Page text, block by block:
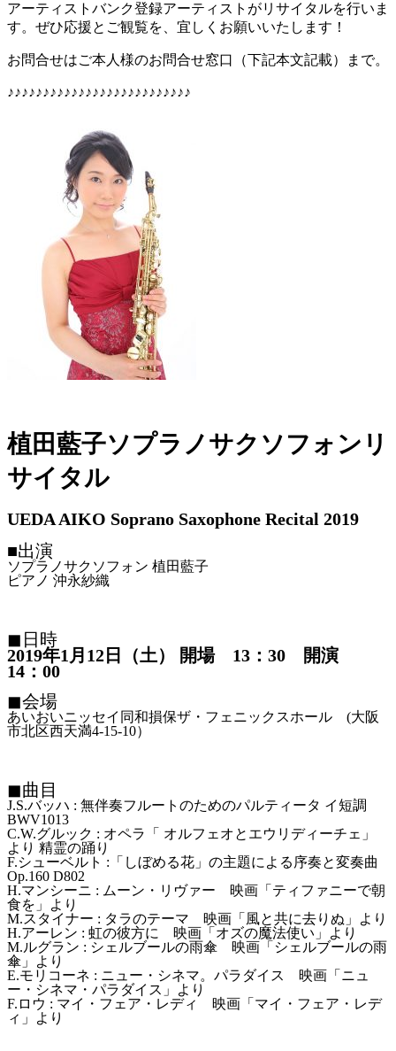
アーティストバンク登録アーティストがリサイタルを行いま
す。ぜひ応援とご観覧を、宜しくお願いいたします！
お問合せはご本人様のお問合せ窓口（下記本文記載）まで。
♪♪♪♪♪♪♪♪♪♪♪♪♪♪♪♪♪♪♪♪♪♪♪♪♪♪
植田藍子ソプラノサクソフォンリ
サイタル
UEDA AIKO Soprano Saxophone Recital 2019
■出演
ソプラノサクソフォン 植田藍子
ピアノ 沖永紗織
◼日時
2019年1月12日（土）
開場 13：30 開演
14：00
◼会場
あいおいニッセイ同和損保ザ・フェニックスホール (大阪
市北区西天満4-15-10）
◼曲目
J.S.バッハ : 無伴奏フルートのためのパルティータ イ短調
BWV1013
C.W.グルック : オペラ「 オルフェオとエウリディーチェ」
より 精霊の踊り
F.シューベルト : 「しぼめる花」の主題による序奏と変奏曲
Op.160 D802
H.マンシーニ : ムーン・リヴァー 映画「ティファニーで朝
食を」より
M.スタイナー : タラのテーマ 映画「風と共に去りぬ」より
H.アーレン : 虹の彼方に 映画「オズの魔法使い」より
M.ルグラン : シェルブールの雨傘 映画「シェルブールの雨
傘」より
E.モリコーネ : ニュー・シネマ。パラダイス
映画「ニュ
ー・シネマ・パラダイス 」より
F.ロウ : マイ・フェア・レディ 映画「マイ・フェア・レデ
ィ」より